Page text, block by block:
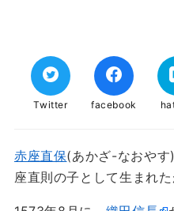
Twitter facebook
赤座直保(あかざ-なおやす
座直則の子として生まれ